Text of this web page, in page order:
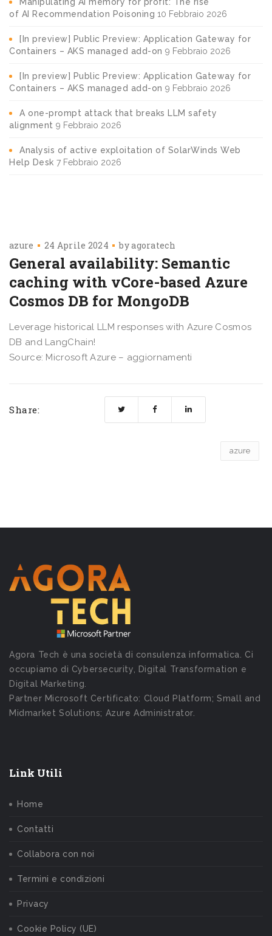
of AI Recommendation Poisoning 10 Febbraio 2026
[In preview] Public Preview: Application Gateway for
Containers – AKS managed add-on 9 Febbraio 2026
[In preview] Public Preview: Application Gateway for
Containers – AKS managed add-on 9 Febbraio 2026
A one-prompt attack that breaks LLM safety
alignment 9 Febbraio 2026
Analysis of active exploitation of SolarWinds Web
Help Desk 7 Febbraio 2026
azure 24 Aprile 2024 byagoratech
General availability: Semantic
caching with vCore-based Azure
Cosmos DB for MongoDB
Leverage historical LLM responses with Azure Cosmos
DB and LangChain!
Source: Microsoft Azure – aggiornamenti
Share:
azure
Agora Tech è una società di consulenza informatica. Ci
occupiamo di Cybersecurity, Digital Transformation e
Digital Marketing.
Partner Microsoft Certificato: Cloud Platform; Small and
Midmarket Solutions; Azure Administrator.
Link Utili
Home
Contatti
Collabora con noi
Termini e condizioni
Privacy
Cookie Policy (UE)